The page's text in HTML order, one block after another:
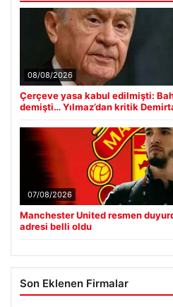
08/08/2026
Çerçeve yasa kabul edilmişti:
demişti… Yılmaz’dan kritik
07/08/2026
Manchester United resmen
adresi belli oldu
Son Eklenen Firmalar